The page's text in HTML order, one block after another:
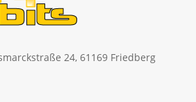
24, 61169 Friedberg